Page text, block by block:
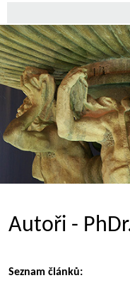
Autoři -
Seznam článků: